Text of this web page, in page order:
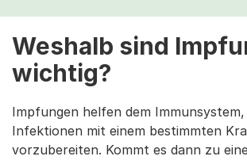
Weshalb sind
wichtig?
Impfungen helfen dem
Infektionen mit einem bestimmten
vorzubereiten. Kommt es dann zu